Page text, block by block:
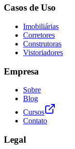
Casos de Uso
Imobiliárias
Corretores
Construtoras
Vistoriadores
Empresa
Sobre
Blog
Cursos
Contato
Legal